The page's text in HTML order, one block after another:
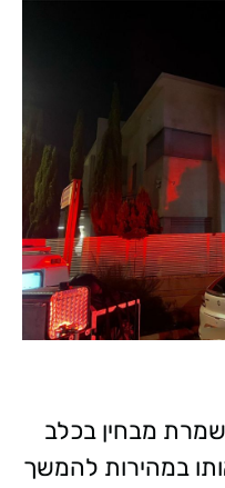
מבחין בכלב
במהירות להמשך